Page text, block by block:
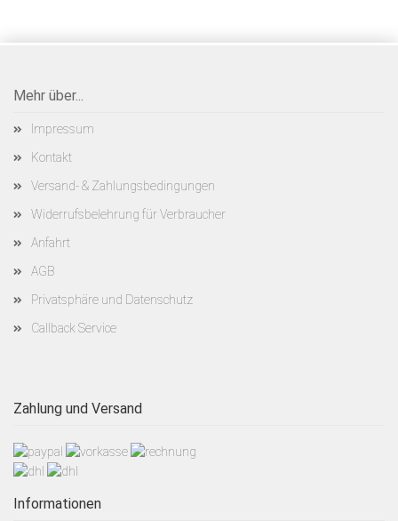
Mehr über...
Impressum
Kontakt
Versand- & Zahlungsbedingungen
Widerrufsbelehrung für Verbraucher
Anfahrt
AGB
Privatsphäre und Datenschutz
Callback Service
Zahlung und Versand
Informationen